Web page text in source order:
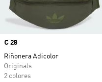
Precio
€ 28
Riñonera Adicolor
Originals
2 colores